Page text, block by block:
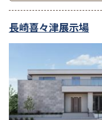
長崎喜々津展示場